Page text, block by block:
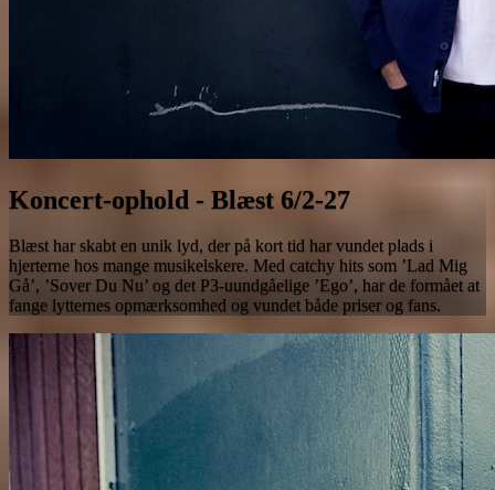
Koncert-ophold - Blæst 6/2-27
Blæst har skabt en unik lyd, der på kort tid har vundet plads i
hjerterne hos mange musikelskere. Med catchy hits som ’Lad Mig
Gå’, ’Sover Du Nu’ og det P3-uundgåelige ’Ego’, har de formået at
fange lytternes opmærksomhed og vundet både priser og fans.